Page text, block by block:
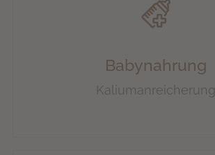
Babynahrung
Kaliumanreicherung